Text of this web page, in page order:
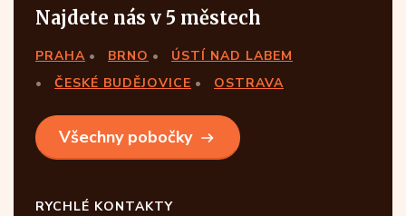
Najdete nás v 5 městech
PRAHA BRNO
ÚSTÍ NAD LABEM
ČESKÉ BUDĚJOVICE
OSTRAVA
Všechny pobočky
RYCHLÉ KONTAKTY